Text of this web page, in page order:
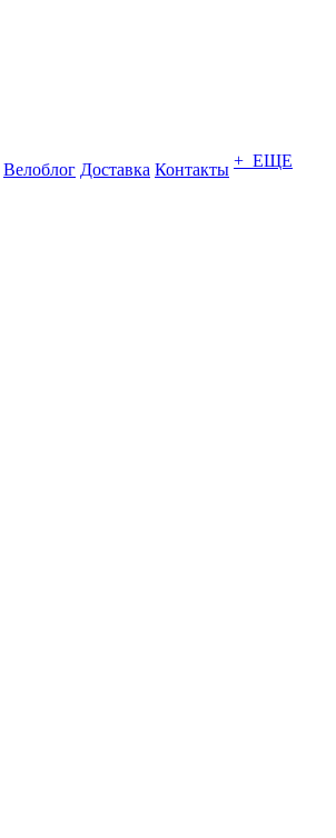
Велоблог Доставка Контакты + ЕЩЕ